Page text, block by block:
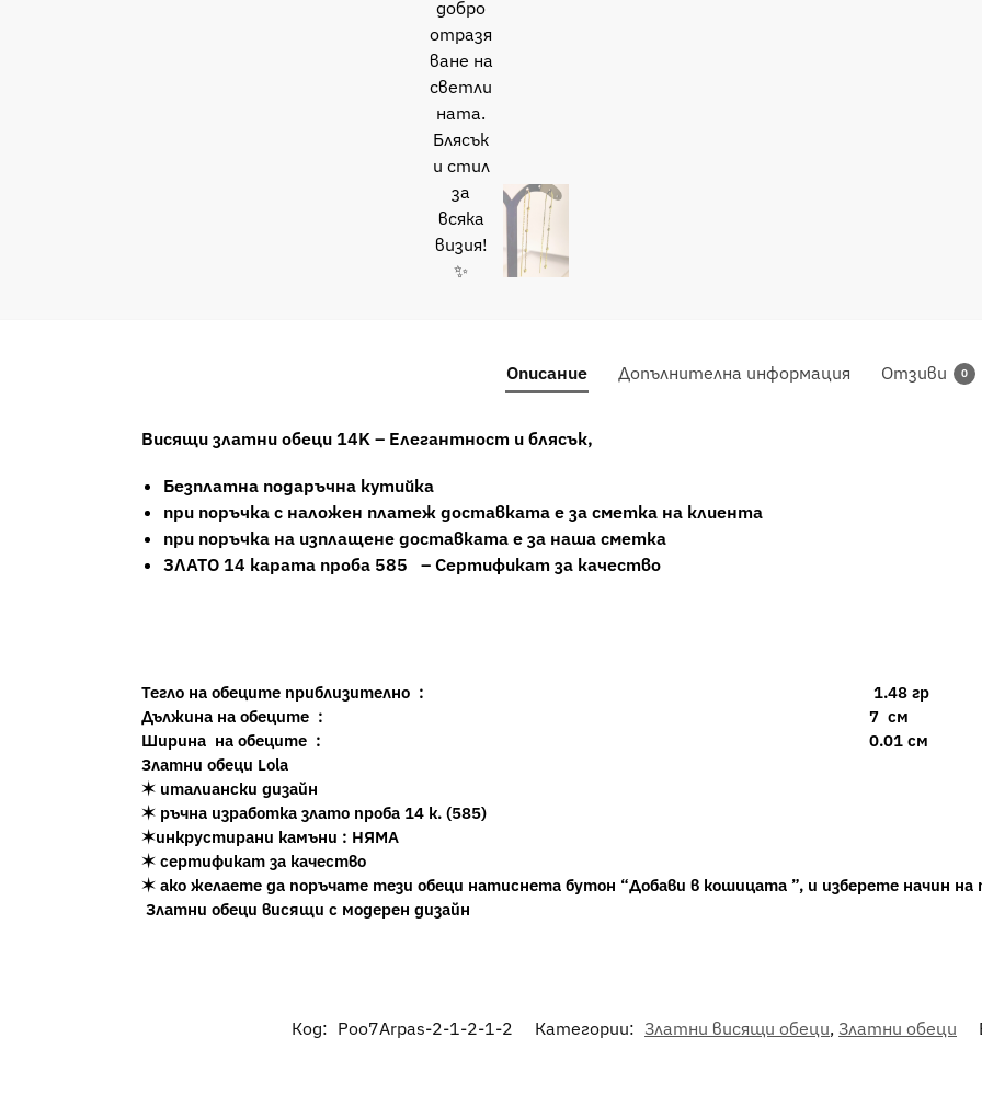
Описание Допълнителна информация Отзиви 0
Висящи златни обеци 14K – Елегантност и блясък,
Безплатна подаръчна кутийка
при поръчка с наложен платеж доставката е за сметка на клиента
при поръчка на изплащене доставката е за наша сметка
ЗЛАТО 14 карата проба 585 – Сертификат за качество
Тегло на обеците приблизително :
1.48 гр
Дължина на обеците :
7 см
Ширина на обеците :
0.01 см
Златни обеци Lola
✶ италиански дизайн
✶ ръчна изработка злато проба 14 к. (585)
✶инкрустирани камъни : НЯМА
✶ сертификат за качество
✶ aко желаете да поръчате тези обеци натиснета бутон “Добави в кошицата ”, и изберете начин на
Златни обеци висящи с модерен дизайн
Код: Poo7Arpas-2-1-2-1-2 Категории: Златни висящи обеци, Златни обеци